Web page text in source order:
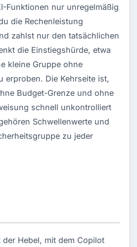
Funktionen nur unregelmäßig
die Rechenleistung
zahlst nur den tatsächlichen
die Einstiegshürde, etwa
kleine Gruppe ohne
erproben. Die Kehrseite ist,
Budget-Grenze und ohne
schnell unkontrolliert
Schwellenwerte und
zu jeder
Hebel, mit dem Copilot